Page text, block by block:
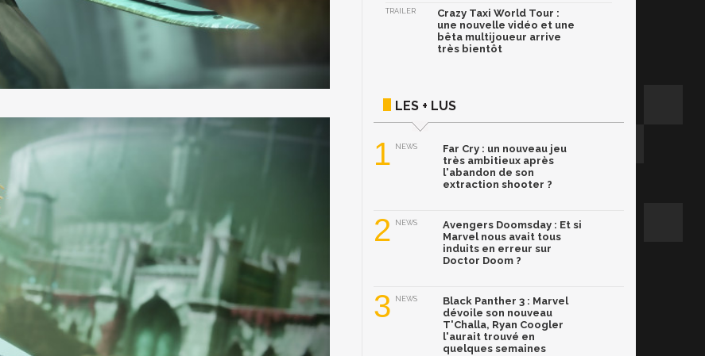
TRAILER
Crazy Taxi World Tour :
une nouvelle vidéo et une
bêta multijoueur arrive
très bientôt
LES + LUS
1 NEWS
Far Cry : un nouveau jeu
très ambitieux après
l'abandon de son
extraction shooter ?
2 NEWS
Avengers Doomsday : Et si
Marvel nous avait tous
induits en erreur sur
Doctor Doom ?
3 NEWS
Black Panther 3 : Marvel
dévoile son nouveau
T'Challa, Ryan Coogler
l'aurait trouvé en
quelques semaines